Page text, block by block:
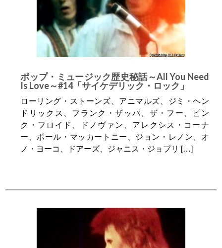
ポップ・ミュージック歴史秘話～All You Need
Is Love～#14「サイケデリック・ロック」
ローリング・ストーンズ、アニマルズ、ジミ・ヘン
ドリックス、フランク・ザッパ、ザ・フー、ピン
ク・フロイド、ドノヴァン、アレクシス・コーナ
ー、ポール・マッカートニー、ジョン・レノン、オ
ノ・ヨーコ、ドアーズ、ジャニス・ジョプリ […]